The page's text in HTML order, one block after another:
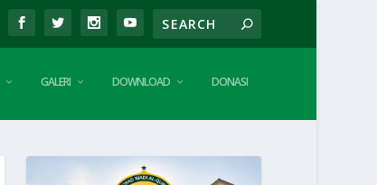
GALERI DOWNLOAD DONASI